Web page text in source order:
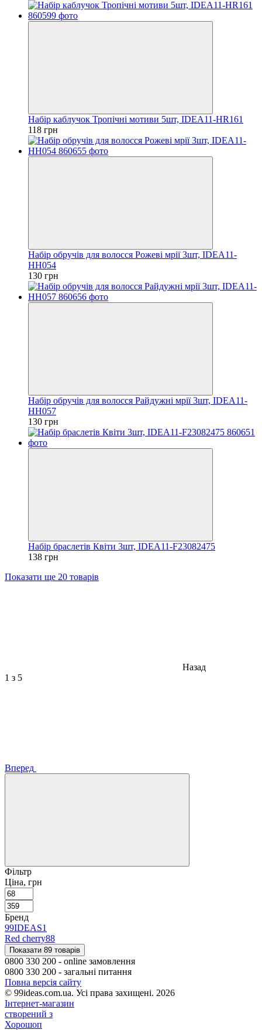
Набір каблучок Тропічні мотиви 5шт, IDEA11-HR161
118 грн
Набір обручів для волосся Рожеві мрії 3шт, IDEA11-
HH054
130 грн
Набір обручів для волосся Райдужні мрії 3шт, IDEA11-
HH057
130 грн
Набір браслетів Квіти 3шт, IDEA11-F23082475
138 грн
Показати ще 20 товарів
Назад
1 з 5
Вперед
Фільтр
Ціна, грн
Бренд
99IDEAS1
Red cherry88
Показати 89 товарів
0800 330 200 - online замовлення
0800 330 200 - загальні питання
Повна версія сайту
© 99ideas.com.ua. Усі права захищені. 2026
Інтернет-магазин
створений з
Хорошоп